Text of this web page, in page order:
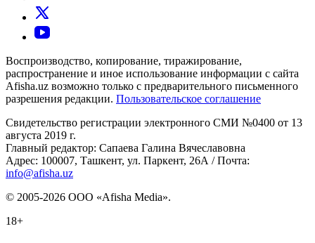
Воспроизводство, копирование, тиражирование,
распространение и иное использование информации с сайта
Afisha.uz возможно только с предварительного письменного
разрешения редакции. Пользовательское соглашение
Свидетельство регистрации электронного СМИ №0400 от 13
августа 2019 г.
Главный редактор: Сапаева Галина Вячеславовна
Адрес: 100007, Ташкент, ул. Паркент, 26А / Почта:
info@afisha.uz
© 2005-2026 ООО «Afisha Media».
18+